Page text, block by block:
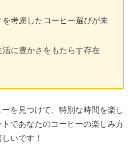
考慮したコーヒー選びが未
活に豊かさをもたらす存在
を見つけて、特別な時間を楽し
であなたのコーヒーの楽しみ方
いです！